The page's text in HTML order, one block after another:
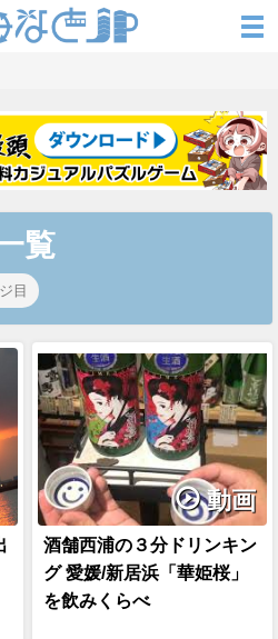
覧
目
動画
酒舗西浦の３分ドリンキン
グ 愛媛/新居浜「華姫桜」
を飲みくらべ